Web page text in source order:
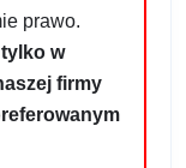
prawo.
tylko w
firmy